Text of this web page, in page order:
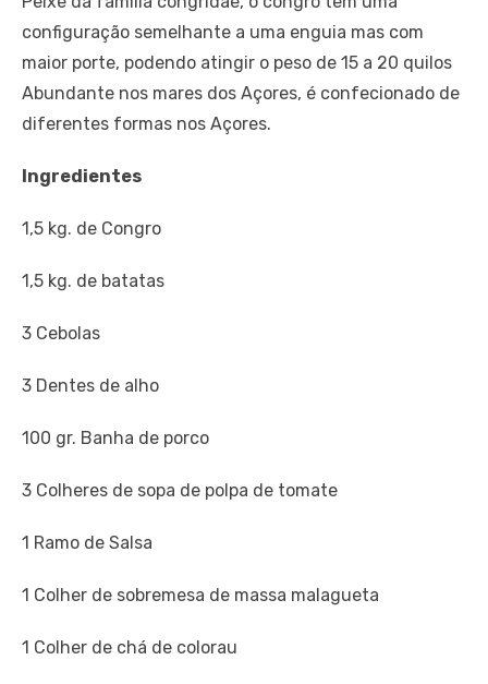
configuração semelhante a uma enguia mas com
maior porte, podendo atingir o peso de 15 a 20 quilos
Abundante nos mares dos Açores, é confecionado de
diferentes formas nos Açores.
Ingredientes
1,5 kg. de Congro
1,5 kg. de batatas
3 Cebolas
3 Dentes de alho
100 gr. Banha de porco
3 Colheres de sopa de polpa de tomate
1 Ramo de Salsa
1 Colher de sobremesa de massa malagueta
1 Colher de chá de colorau